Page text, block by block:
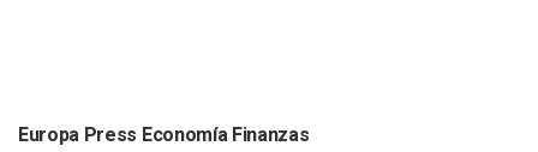
Europa Press Economía Finanzas